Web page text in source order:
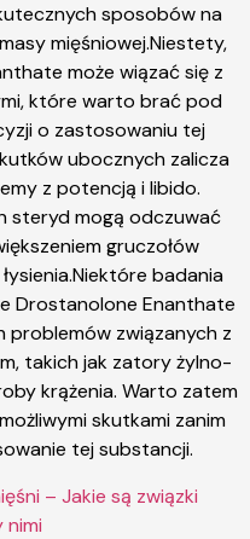
sposobów na
mięśniowej.Niestety,
może wiązać się z
które warto brać pod
o zastosowaniu tej
ubocznych zalicza
z potencją i libido.
steryd mogą odczuwać
gruczołów
badania
Drostanolone Enanthate
związanych z
takich jak zatory żylno-
krążenia. Warto zatem
skutkami zanim
tej substancji.
– Jakie są związki
nimi